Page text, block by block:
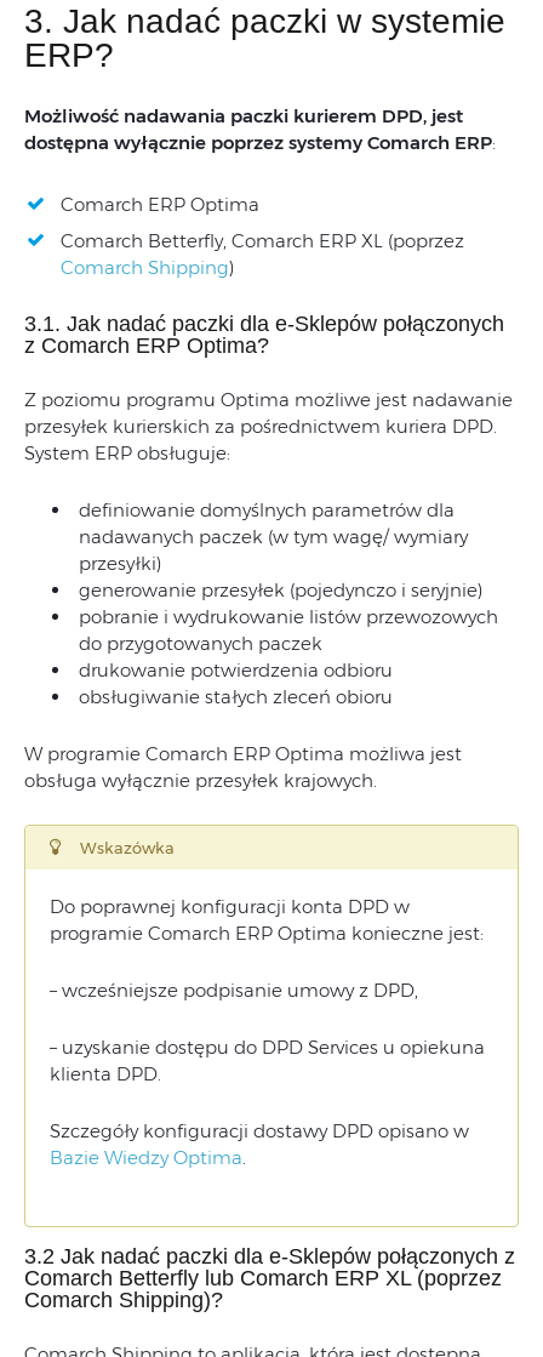
3. Jak nadać paczki w systemie
ERP?
Możliwość nadawania paczki kurierem DPD, jest
dostępna wyłącznie poprzez systemy Comarch ERP:
Comarch ERP Optima
Comarch Betterfly, Comarch ERP XL (poprzez
Comarch Shipping)
3.1. Jak nadać paczki dla e-Sklepów połączonych
z Comarch ERP Optima?
Z poziomu programu Optima możliwe jest nadawanie
przesyłek kurierskich za pośrednictwem kuriera DPD.
System ERP obsługuje:
definiowanie domyślnych parametrów dla
nadawanych paczek (w tym wagę/ wymiary
przesyłki)
generowanie przesyłek (pojedynczo i seryjnie)
pobranie i wydrukowanie listów przewozowych
do przygotowanych paczek
drukowanie potwierdzenia odbioru
obsługiwanie stałych zleceń obioru
W programie Comarch ERP Optima możliwa jest
obsługa wyłącznie przesyłek krajowych.
Wskazówka
Do poprawnej konfiguracji konta DPD w
programie Comarch ERP Optima konieczne jest:
– wcześniejsze podpisanie umowy z DPD,
– uzyskanie dostępu do DPD Services u opiekuna
klienta DPD.
Szczegóły konfiguracji dostawy DPD opisano w
Bazie Wiedzy Optima.
3.2 Jak nadać paczki dla e-Sklepów połączonych z
Comarch Betterfly lub Comarch ERP XL (poprzez
Comarch Shipping)?